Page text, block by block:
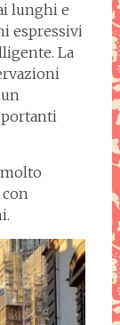
lunghi e
espressivi
La
con